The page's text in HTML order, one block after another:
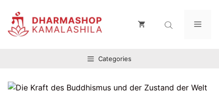
Inhalt
springen
Categories